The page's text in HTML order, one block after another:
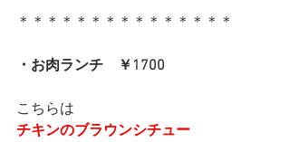
＊＊＊＊＊＊＊＊＊＊＊＊＊＊＊
・お肉ランチ　￥1700
こちらは
チキンのブラウンシチュー